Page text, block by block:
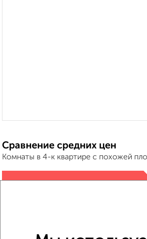
Сравнение средних цен
Комнаты в 4-к квартире с похожей